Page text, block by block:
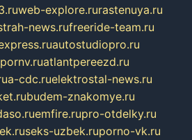
web-explore.rurastenuya.ru
news.rufreeride-team.ru
autostudiopro.ru
pornv.ruatlantpereezd.ru
a-cdc.ruelektrostal-news.ru
budem-znakomye.ru
emfire.rupro-otdelky.ru
seks-uzbek.ruporno-vk.ru